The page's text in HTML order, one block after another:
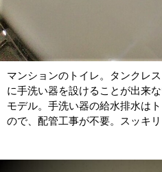
マンションのトイレ。タンクレ
に手洗い器を設けることが出来
モデル。手洗い器の給水排水は
ので、配管工事が不要。スッキリ